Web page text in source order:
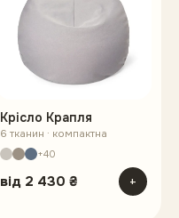
Крісло Крапля
6 тканин · компактна
+40
від 2 430 ₴ +